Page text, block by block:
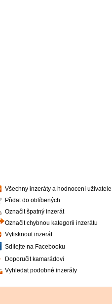
Všechny inzeráty a hodnocení uživatele
Přidat do oblíbených
Označit špatný inzerát
Označit chybnou kategorii inzerátu
Vytisknout inzerát
Sdílejte na Facebooku
Doporučit kamarádovi
Vyhledat podobné inzeráty